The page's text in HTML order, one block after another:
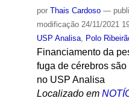
por Thais Cardoso —
modificação24/11/2021
USP Analisa, Polo
Financiamento da
fuga de cérebros
no USP Analisa
Localizado em